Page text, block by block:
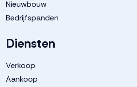
Nieuwbouw
Bedrijfspanden
Diensten
Verkoop
Aankoop